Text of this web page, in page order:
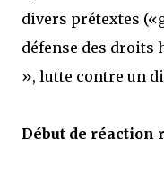
divers prétextes
défense des droits
», lutte contre un
Début de réaction